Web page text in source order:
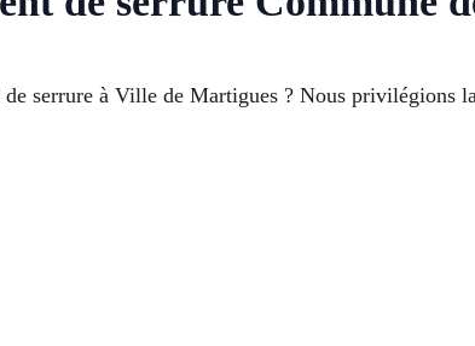
serrure à Ville de Martigues ? Nous privilégions